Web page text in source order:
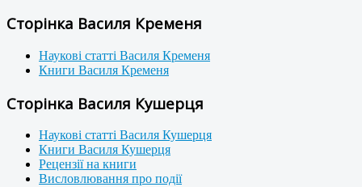
Сторінка Василя Кременя
Наукові статті Василя Кременя
Книги Василя Кременя
Сторінка Василя Кушерця
Наукові статті Василя Кушерця
Книги Василя Кушерця
Рецензії на книги
Висловлювання про події